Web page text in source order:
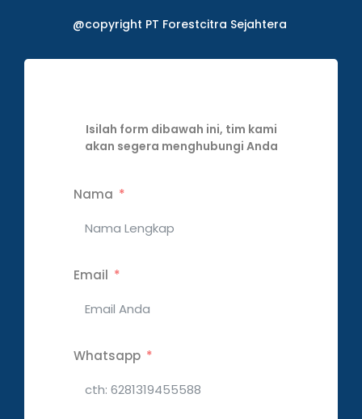
@copyright PT Forestcitra Sejahtera
Isilah form dibawah ini, tim kami
akan segera menghubungi Anda
Nama
Email
Whatsapp